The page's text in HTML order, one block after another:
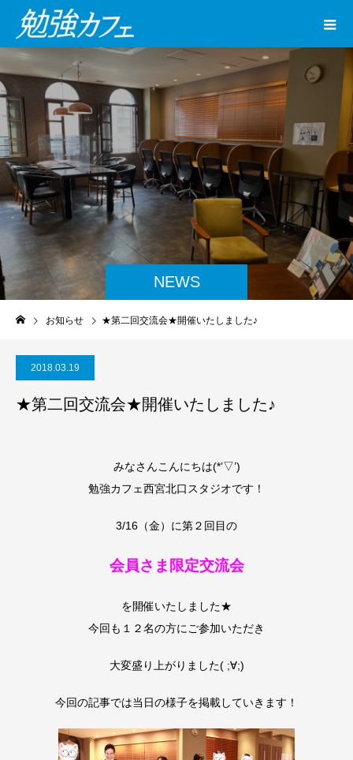
NEWS
お知らせ ★第二回交流会★開催いたしました♪
2018.03.19
★第二回交流会★開催いたしました♪
みなさんこんにちは(*’▽’)
勉強カフェ西宮北口スタジオです！
3/16（金）に第２回目の
会員さま限定交流会
を開催いたしました★
今回も１２名の方にご参加いただき
大変盛り上がりました( ;∀;)
今回の記事では当日の様子を掲載していきます！